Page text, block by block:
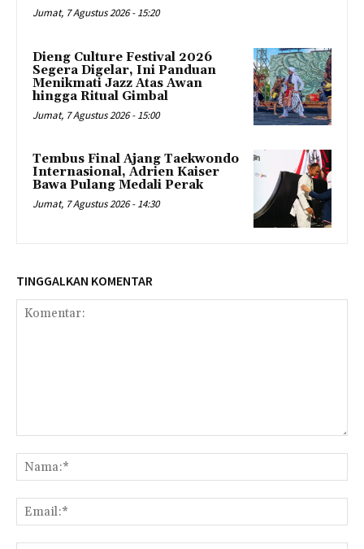
Jumat, 7 Agustus 2026 - 15:20
Dieng Culture Festival 2026
Segera Digelar, Ini Panduan
Menikmati Jazz Atas Awan
hingga Ritual Gimbal
Jumat, 7 Agustus 2026 - 15:00
Tembus Final Ajang Taekwondo
Internasional, Adrien Kaiser
Bawa Pulang Medali Perak
Jumat, 7 Agustus 2026 - 14:30
TINGGALKAN KOMENTAR